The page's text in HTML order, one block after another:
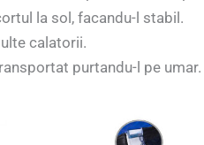
la sol, facandu-l stabil.
calatorii.
purtandu-l pe umar.